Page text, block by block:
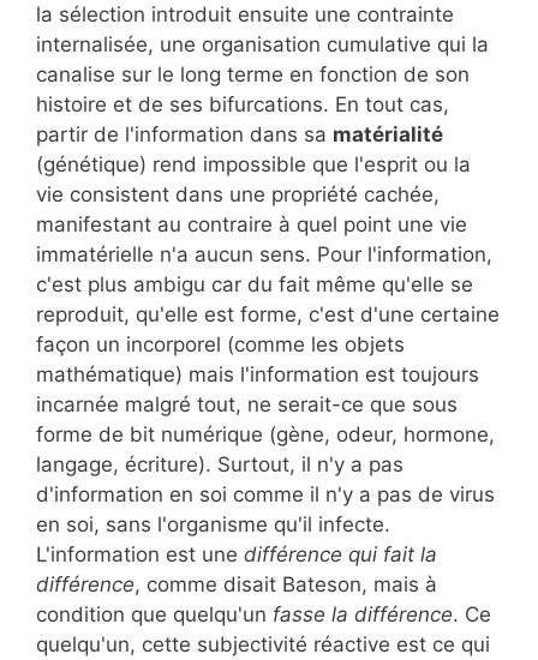
la sélection introduit ensuite une contrainte
internalisée, une organisation cumulative qui la
canalise sur le long terme en fonction de son
histoire et de ses bifurcations. En tout cas,
partir de l'information dans sa matérialité
(génétique) rend impossible que l'esprit ou la
vie consistent dans une propriété cachée,
manifestant au contraire à quel point une vie
immatérielle n'a aucun sens. Pour l'information,
c'est plus ambigu car du fait même qu'elle se
reproduit, qu'elle est forme, c'est d'une certaine
façon un incorporel (comme les objets
mathématique) mais l'information est toujours
incarnée malgré tout, ne serait-ce que sous
forme de bit numérique (gène, odeur, hormone,
langage, écriture). Surtout, il n'y a pas
d'information en soi comme il n'y a pas de virus
en soi, sans l'organisme qu'il infecte.
L'information est une différence qui fait la
différence, comme disait Bateson, mais à
condition que quelqu'un fasse la différence. Ce
quelqu'un, cette subjectivité réactive est ce qui